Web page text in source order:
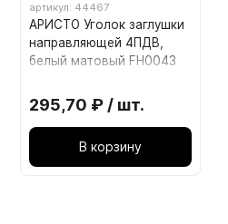
артикул: 44467
АРИСТО Уголок заглушки
направляющей 4ПДВ,
белый матовый FH0043
295,70 ₽ / шт.
В корзину